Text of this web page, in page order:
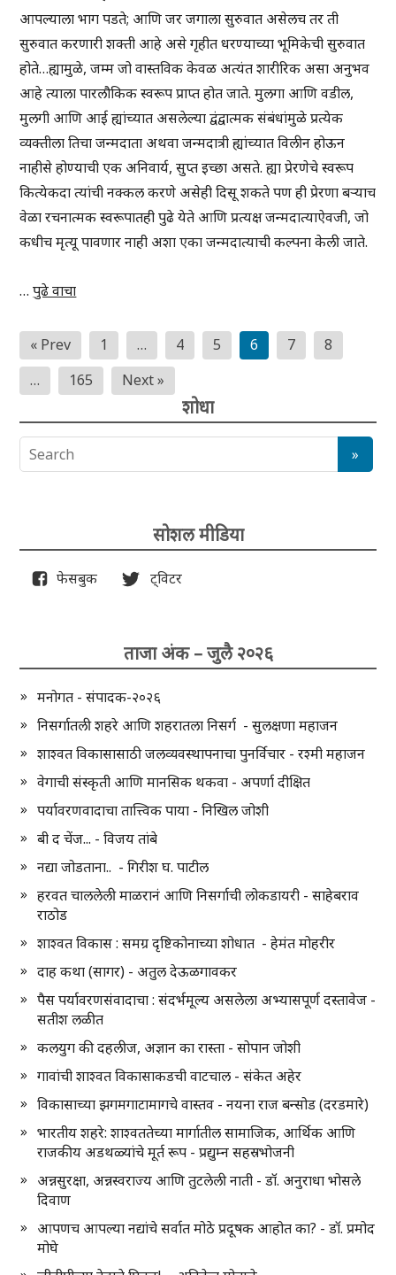
आपल्याला भाग पडते; आणि जर जगाला सुरुवात असेलच तर ती
सुरुवात करणारी शक्ती आहे असे गृहीत धरण्याच्या भूमिकेची सुरुवात
होते…ह्यामुळे, जम्म जो वास्तविक केवळ अत्यंत शारीरिक असा अनुभव
आहे त्याला पारलौकिक स्वरूप प्राप्त होत जाते. मुलगा आणि वडील,
मुलगी आणि आई ह्यांच्यात असलेल्या द्वंद्वात्मक संबंधांमुळे प्रत्येक
व्यक्तीला तिचा जन्मदाता अथवा जन्मदात्री ह्यांच्यात विलीन होऊन
नाहीसे होण्याची एक अनिवार्य, सुप्त इच्छा असते. ह्या प्रेरणेचे स्वरूप
कित्येकदा त्यांची नक्कल करणे असेही दिसू शकते पण ही प्रेरणा बऱ्याच
वेळा रचनात्मक स्वरूपातही पुढे येते आणि प्रत्यक्ष जन्मदात्याऐवजी, जो
कधीच मृत्यू पावणार नाही अशा एका जन्मदात्याची कल्पना केली जाते.
…पुढे वाचा
Posts
pagination
« Prev 1 … 4 5 6 7
8
…
165 Next »
शोधा
सोशल मीडिया
फेसबुक ट्विटर
ताजा अंक – जुलै २०२६
मनोगत - संपादक-२०२६
निसर्गातली शहरे आणि शहरातला निसर्ग - सुलक्षणा महाजन
शाश्वत विकासासाठी जलव्यवस्थापनाचा पुनर्विचार - रश्मी महाजन
वेगाची संस्कृती आणि मानसिक थकवा - अपर्णा दीक्षित
पर्यावरणवादाचा तात्त्विक पाया - निखिल जोशी
बी द चेंज... - विजय तांबे
नद्या जोडताना.. - गिरीश घ. पाटील
हरवत चाललेली माळरानं आणि निसर्गाची लोकडायरी - साहेबराव
राठोड
शाश्वत विकास : समग्र दृष्टिकोनाच्या शोधात - हेमंत मोहरीर
दाह कथा (सागर) - अतुल देऊळगावकर
पैस पर्यावरणसंवादाचा : संदर्भमूल्य असलेला अभ्यासपूर्ण दस्तावेज -
सतीश लळीत
कलयुग की दहलीज, अज्ञान का रास्ता - सोपान जोशी
गावांची शाश्वत विकासाकडची वाटचाल - संकेत अहेर
विकासाच्या झगमगाटामागचे वास्तव - नयना राज बन्सोड (दरडमारे)
भारतीय शहरे: शाश्वततेच्या मार्गातील सामाजिक, आर्थिक आणि
राजकीय अडथळ्यांचे मूर्त रूप - प्रद्युम्न सहस्रभोजनी
अन्नसुरक्षा, अन्नस्वराज्य आणि तुटलेली नाती - डॉ. अनुराधा भोसले
दिवाण
आपणच आपल्या नद्यांचे सर्वात मोठे प्रदूषक आहोत का? - डॉ. प्रमोद
मोघे